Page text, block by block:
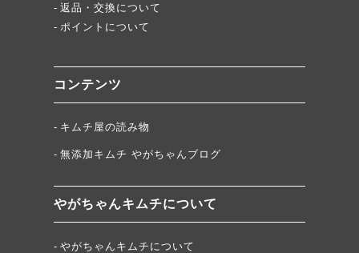
返品・交換について
ポイントについて
コンテンツ
キムチ屋の読み物
無添加キムチ やがちゃんブログ
やがちゃんキムチについて
やがちゃんキムチについて